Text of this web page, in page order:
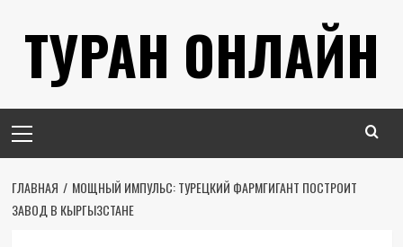
содержимому
ТУРАН ОНЛАЙН
меню
ГЛАВНАЯ
МОЩНЫЙ ИМПУЛЬС: ТУРЕЦКИЙ ФАРМГИГАНТ ПОСТРОИТ
ЗАВОД В КЫРГЫЗСТАНЕ